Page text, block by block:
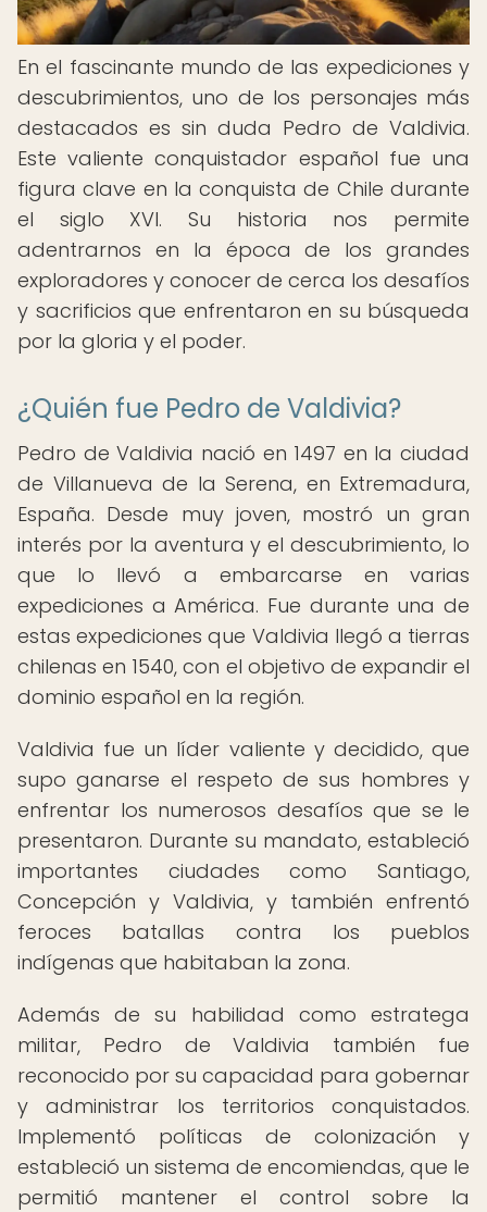
En el fascinante mundo de las expediciones y
descubrimientos, uno de los personajes más
destacados es sin duda Pedro de Valdivia.
Este valiente conquistador español fue una
figura clave en la conquista de Chile durante
el siglo XVI. Su historia nos permite
adentrarnos en la época de los grandes
exploradores y conocer de cerca los desafíos
y sacrificios que enfrentaron en su búsqueda
por la gloria y el poder.
¿Quién fue Pedro de Valdivia?
Pedro de Valdivia nació en 1497 en la ciudad
de Villanueva de la Serena, en Extremadura,
España. Desde muy joven, mostró un gran
interés por la aventura y el descubrimiento, lo
que lo llevó a embarcarse en varias
expediciones a América. Fue durante una de
estas expediciones que Valdivia llegó a tierras
chilenas en 1540, con el objetivo de expandir el
dominio español en la región.
Valdivia fue un líder valiente y decidido, que
supo ganarse el respeto de sus hombres y
enfrentar los numerosos desafíos que se le
presentaron. Durante su mandato, estableció
importantes ciudades como Santiago,
Concepción y Valdivia, y también enfrentó
feroces batallas contra los pueblos
indígenas que habitaban la zona.
Además de su habilidad como estratega
militar, Pedro de Valdivia también fue
reconocido por su capacidad para gobernar
y administrar los territorios conquistados.
Implementó políticas de colonización y
estableció un sistema de encomiendas, que le
permitió mantener el control sobre la